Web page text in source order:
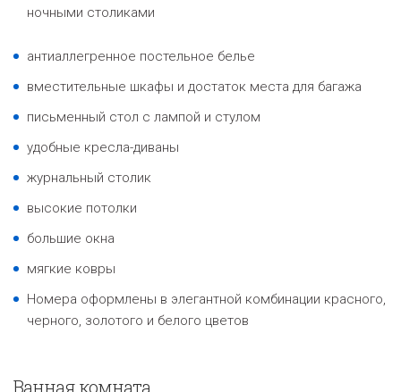
ночными столиками
антиаллегренное постельное белье
вместительные шкафы и достаток места для багажа
письменный стол с лампой и стулом
удобные кресла-диваны
журнальный столик
высокие потолки
большие окна
мягкие ковры
Номера оформлены в элегантной комбинации красного,
черного, золотого и белого цветов
Ванная комната